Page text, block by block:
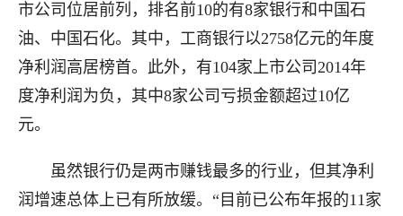
市公司位居前列，排名前10的有8家银行和中国石
油、中国石化。其中，工商银行以2758亿元的年度
净利润高居榜首。此外，有104家上市公司2014年
度净利润为负，其中8家公司亏损金额超过10亿
元。
虽然银行仍是两市赚钱最多的行业，但其净利
润增速总体上已有所放缓。“目前已公布年报的11家